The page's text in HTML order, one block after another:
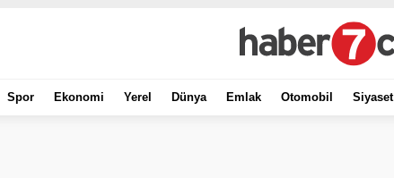
Spor Ekonomi Yerel Dünya Emlak Otomobil Siyaset